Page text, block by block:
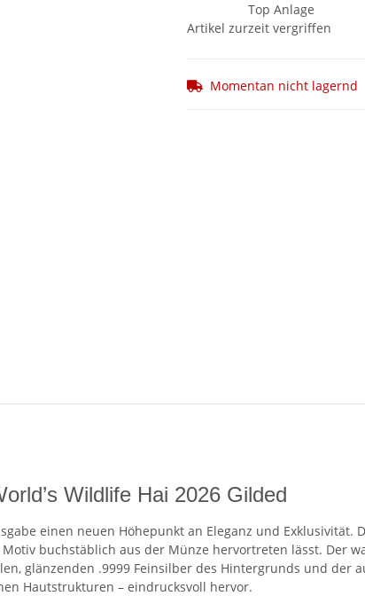
Top Anlage
Artikel zurzeit vergriffen
Momentan nicht lagernd
Wildlife Hai 2026 Gilded
einen neuen Höhepunkt an Eleganz und
buchstäblich aus der Münze hervortreten lässt. Der
glänzenden .9999 Feinsilber des Hintergrunds und der
Hautstrukturen – eindrucksvoll hervor.